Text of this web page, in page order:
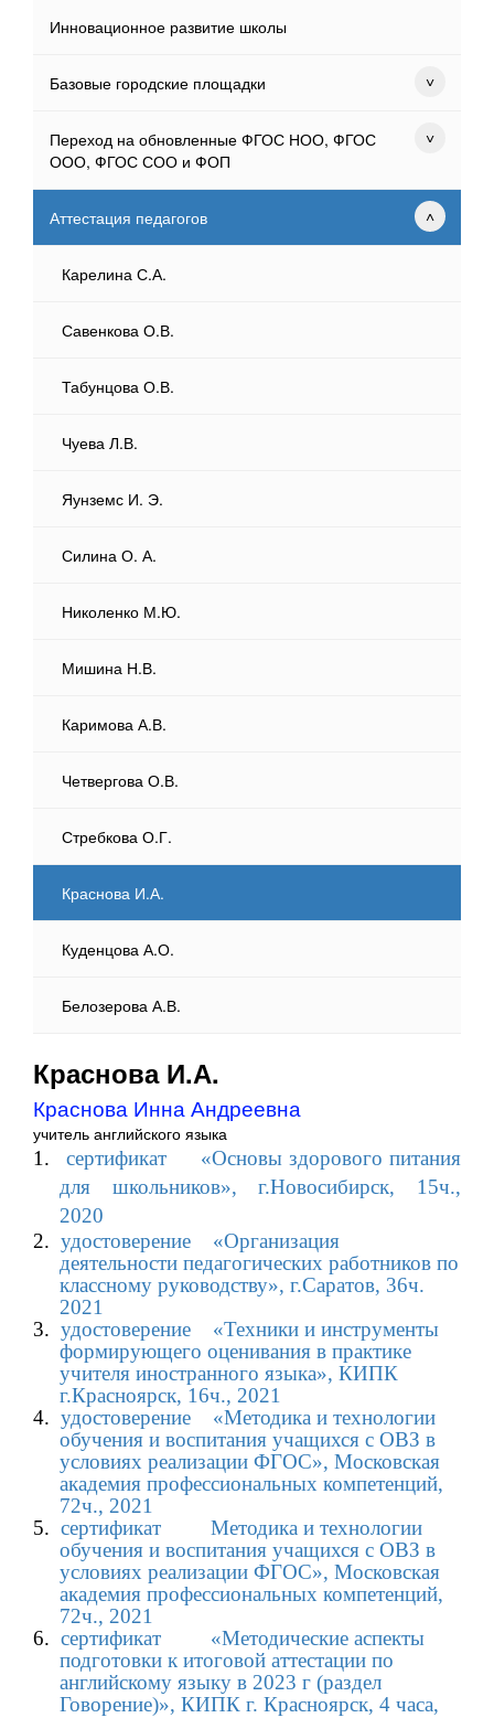
Инновационное развитие школы
Базовые городские площадки
Переход на обновленные ФГОС НОО, ФГОС
ООО, ФГОС СОО и ФОП
Аттестация педагогов
Карелина С.А.
Савенкова О.В.
Табунцова О.В.
Чуева Л.В.
Яунземс И. Э.
Силина О. А.
Николенко М.Ю.
Мишина Н.В.
Каримова А.В.
Четвергова О.В.
Стребкова О.Г.
Краснова И.А.
Куденцова А.О.
Белозерова А.В.
Краснова И.А.
Краснова Инна Андреевна
учитель английского языка
1. сертификат
«Основы здорового питания
для школьников», г.Новосибирск, 15ч.,
2020
2. удостоверение
«Организация
деятельности педагогических работников по
классному руководству», г.Саратов, 36ч.
2021
3. удостоверение
«Техники и инструменты
формирующего оценивания в практике
учителя иностранного языка», КИПК
г.Красноярск, 16ч., 2021
4. удостоверение
«Методика и технологии
обучения и воспитания учащихся с ОВЗ в
условиях реализации ФГОС», Московская
академия профессиональных компетенций,
72ч., 2021
5. сертификат
Методика и технологии
обучения и воспитания учащихся с ОВЗ в
условиях реализации ФГОС», Московская
академия профессиональных компетенций,
72ч., 2021
6. сертификат
«Методические аспекты
подготовки к итоговой аттестации по
английскому языку в 2023 г (раздел
Говорение)», КИПК г. Красноярск, 4 часа,